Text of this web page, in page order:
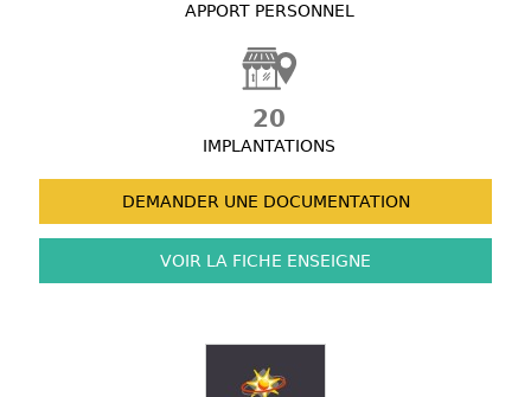
APPORT PERSONNEL
20
IMPLANTATIONS
DEMANDER UNE DOCUMENTATION
VOIR LA FICHE ENSEIGNE